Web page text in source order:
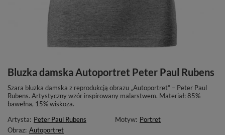
Bluzka damska Autoportret Peter Paul Rubens
Szara bluzka damska z reprodukcją obrazu „Autoportret” – Peter Paul
Rubens. Artystyczny wzór inspirowany malarstwem. Materiał: 85%
bawełna, 15% wiskoza.
Artysta: Peter Paul Rubens Motyw: Portret
Obraz: Autoportret